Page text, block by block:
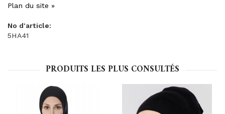
Plan du site »
No d'article:
5HA41
PRODUITS LES PLUS CONSULTÉS